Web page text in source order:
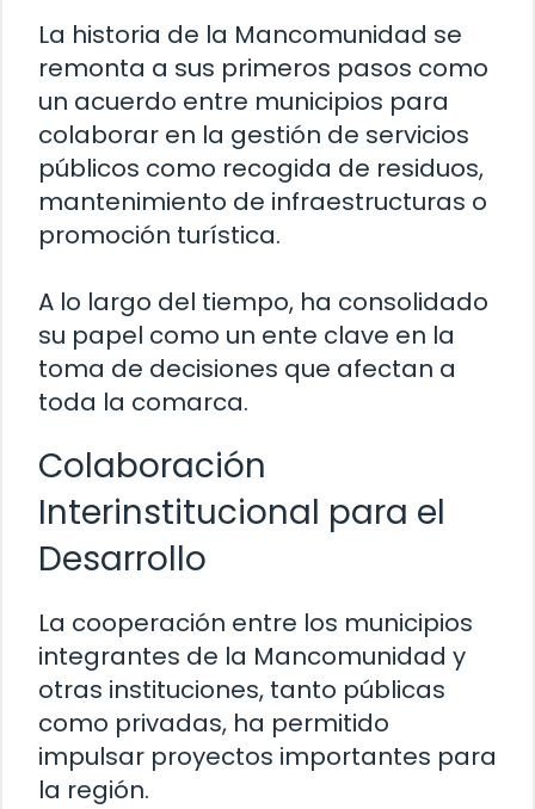
La historia de la Mancomunidad se
remonta a sus primeros pasos como
un acuerdo entre municipios para
colaborar en la gestión de servicios
públicos como recogida de residuos,
mantenimiento de infraestructuras o
promoción turística.
A lo largo del tiempo, ha consolidado
su papel como un ente clave en la
toma de decisiones que afectan a
toda la comarca.
Colaboración
Interinstitucional para el
Desarrollo
La cooperación entre los municipios
integrantes de la Mancomunidad y
otras instituciones, tanto públicas
como privadas, ha permitido
impulsar proyectos importantes para
la región.